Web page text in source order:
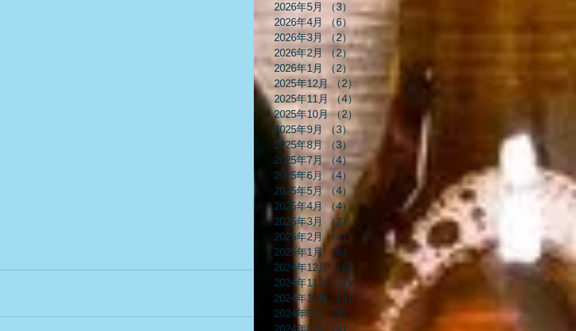
2026年5月
（3）
3件の記事
2026年4月
（6）
6件の記事
2026年3月
（2） 2件の記事
2026年2月 （2）2件の記事
2026年1月
（2）
2件の記事
2025年12月
（2）
2件の記事
2025年11月
（4）
4件の記事
2025年10月 （2）
2件の記事
2025年9月
（3）3件の記事
2025年8月
（3）
3件の記事
2025年7月
（4）4件の記事
2025年6月 （4）
4件の記事
2025年5月
（4）
2025年4月 （4）4件の記事
2025年3月
（2）2件の記事
2025年2月 （2）
2件の記事
2025年1月
（6）
6件の記事
2024年12月
（5）
5件の記事
2024年11月
（7）
7件の記事
2024年10月
（3）
3件の記事
2024年9月
（5）
5件の記事
2024年8月
（4）
4件の記事